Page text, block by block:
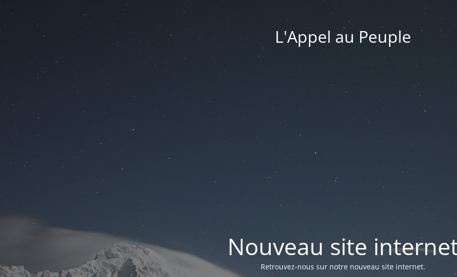
L'Appel au Peuple
Nouveau site
Retrouvez-nous sur notre nouveau site internet.